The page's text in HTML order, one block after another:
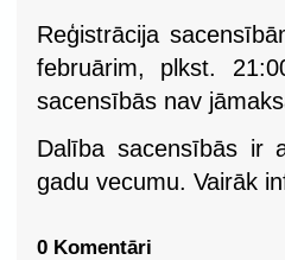
Reģistrācija
februārim, plkst.
sacensībās nav
Dalība sacensībās ir
gadu vecumu. Vairāk
0 Komentāri